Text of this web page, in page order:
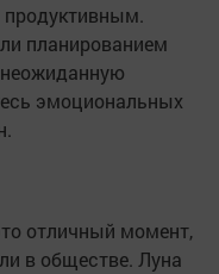
планированием
эмоциональных
отличный момент,
в обществе. Луна